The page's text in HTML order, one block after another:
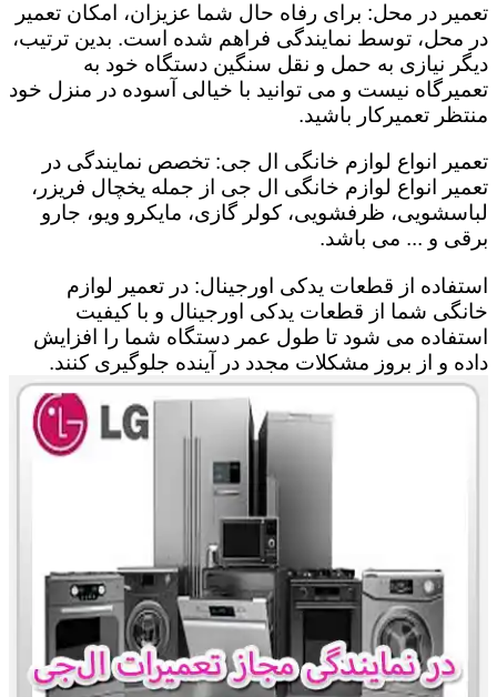
تعمیر در محل: برای رفاه حال شما عزیزان، امکان تعمیر
در محل، توسط نمایندگی فراهم شده است. بدین ترتیب،
دیگر نیازی به حمل و نقل سنگین دستگاه خود به
تعمیرگاه نیست و می توانید با خیالی آسوده در منزل خود
منتظر تعمیرکار باشید.
تعمیر انواع لوازم خانگی ال جی: تخصص نمایندگی در
تعمیر انواع لوازم خانگی ال جی از جمله یخچال فریزر،
لباسشویی، ظرفشویی، کولر گازی، مایکرو ویو، جارو
برقی و ... می باشد.
استفاده از قطعات یدکی اورجینال: در تعمیر لوازم
خانگی شما از قطعات یدکی اورجینال و با کیفیت
استفاده می شود تا طول عمر دستگاه شما را افزایش
داده و از بروز مشکلات مجدد در آینده جلوگیری کنند.